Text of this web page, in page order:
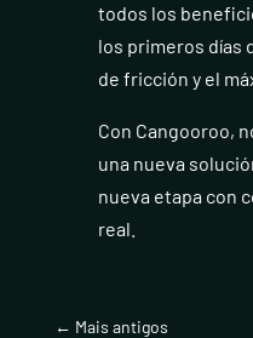
todos los
los primeros días
de fricción y el
Con Cangooroo,
una nueva
nueva etapa con
real.
← Mais antigos